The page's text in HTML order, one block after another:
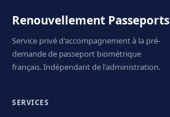
Renouvellement Passeports
Service privé d'accompagnement à la pré-
demande de passeport biométrique
français. Indépendant de l'administration.
SERVICES